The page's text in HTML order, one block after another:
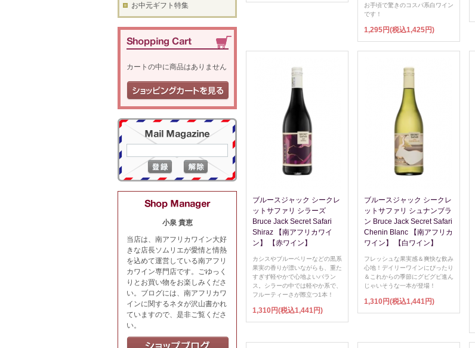
お手頃で驚きのコスパ系白ワイン
です！
1,295円(税込1,425円)
ブルースジャック シークレ
ットサファリ シラーズ
Bruce Jack Secret Safari
Shiraz 【南アフリカワイ
ン】 【赤ワイン】
カシスやブルーベリーなどの黒系
果実の香りが漂いながらも、重た
すぎず軽やかで心地よいバラン
ス。シラーの中では軽やか系で、
フルーティーさが際立つ1本！
1,310円(税込1,441円)
ブルースジャック シークレ
ットサファリ シュナンブラ
ン Bruce Jack Secret Safari
Chenin Blanc 【南アフリカ
ワイン】 【白ワイン】
フレッシュな果実感＆爽快な飲み
心地！デイリーワインにぴったり
＆これからの季節にグビグビ進ん
じゃいそうな一本が登場！
1,310円(税込1,441円)
お中元ギフト特集
カートの中に商品はありません
小泉 貴恵
当店は、南アフリカワイン大好
きな店長ソムリエが愛情と情熱
を込めて運営している南アフリ
カワイン専門店です。ごゆっく
りとお買い物をお楽しみくださ
い。ブログには、南アフリカワ
インに関するネタが沢山書かれ
ていますので、是非ご覧くださ
い。